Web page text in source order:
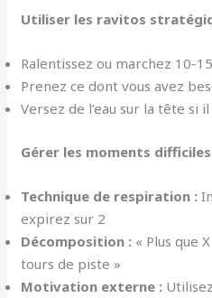
Utiliser les ravitos
Ralentissez ou marchez 10-
Prenez ce dont vous avez
Versez de l’eau sur la tête si
Gérer les moments
Technique de respiration :
expirez sur 2
Décomposition : « Plus que
tours de piste »
Motivation externe :